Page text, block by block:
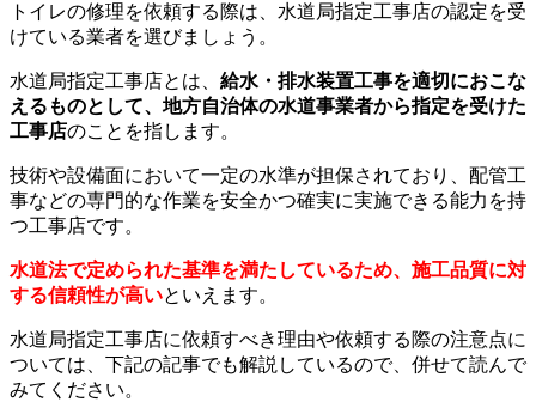
トイレの修理を依頼する際は、水道局指定工事店の認定を受
けている業者を選びましょう。
水道局指定工事店とは、 給水・排水装置工事を適切におこな
えるものとして、地方自治体の水道事業者から指定を受けた
工事店のことを指します。
技術や設備面において一定の水準が担保されており、配管工
事などの専門的な作業を安全かつ確実に実施できる能力を持
つ工事店です。
水道法で定められた基準を満たしているため、施工品質に対
する信頼性が高いといえます。
水道局指定工事店に依頼すべき理由や依頼する際の注意点に
ついては、下記の記事でも解説しているので、併せて読んで
みてください。